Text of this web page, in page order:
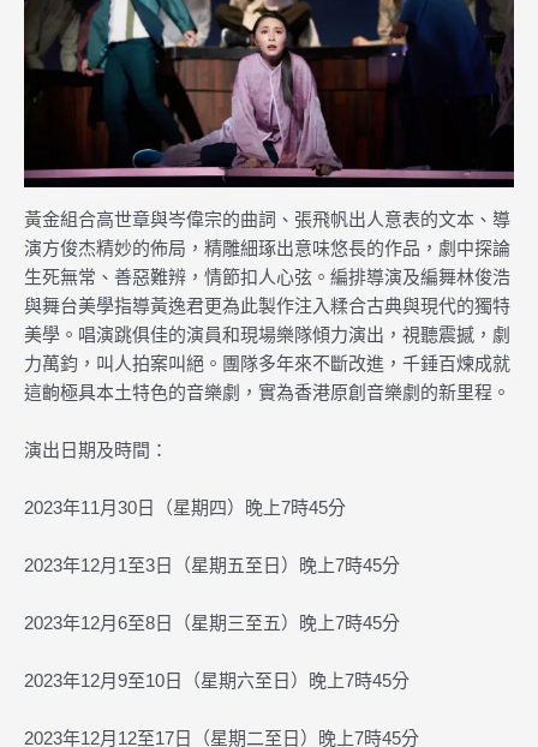
黃金組合高世章與岑偉宗的曲詞、張飛帆出人意表的文本、導
演方俊杰精妙的佈局，精雕細琢出意味悠長的作品，劇中探論
生死無常、善惡難辨，情節扣人心弦。編排導演及編舞林俊浩
與舞台美學指導黃逸君更為此製作注入糅合古典與現代的獨特
美學。唱演跳俱佳的演員和現場樂隊傾力演出，視聽震撼，劇
力萬鈞，叫人拍案叫絕。團隊多年來不斷改進，千錘百煉成就
這齣極具本土特色的音樂劇，實為香港原創音樂劇的新里程。
演出日期及時間：
2023年11月30日（星期四）晚上7時45分
2023年12月1至3日（星期五至日）晚上7時45分
2023年12月6至8日（星期三至五）晚上7時45分
2023年12月9至10日（星期六至日）晚上7時45分
2023年12月12至17日（星期二至日）晚上7時45分